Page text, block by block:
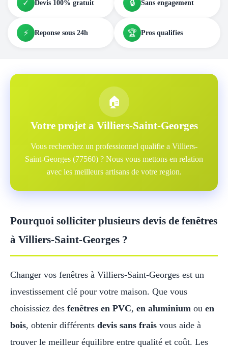
✓ Devis 100% gratuit 🔒 Sans engagement
⚡ Reponse sous 24h 🏆 Pros qualifies
🏠
Votre projet a Villiers-Saint-Georges
Vous recherchez un professionnel qualifie a Villiers-
Saint-Georges (77560) ? Nous vous mettons en relation
avec les meilleurs artisans de votre region.
Pourquoi solliciter plusieurs devis de fenêtres
à Villiers-Saint-Georges ?
Changer vos fenêtres à Villiers-Saint-Georges est un
investissement clé pour votre maison. Que vous
choisissiez des fenêtres en PVC, en aluminium ou en
bois, obtenir différents devis sans frais vous aide à
trouver le meilleur équilibre entre qualité et coût. Les